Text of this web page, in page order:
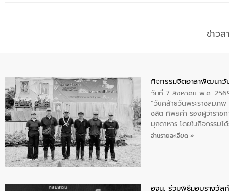
ข่าวส
กิจกรรมจิตอาสาพัฒนาวั
วันที่ 7 สิงหาคม พ.ศ.
“วันคล้ายวันพระราชสมภพ
ชลิต ทิพย์คำ รองผู้ว่าราชก
มุกดาหาร โดยในกิจกรรม
พระบรมราชินีนาถ พระบร
อ่านรายละเอียด »
อจน. ร่วมพิธีมอบรางวัล